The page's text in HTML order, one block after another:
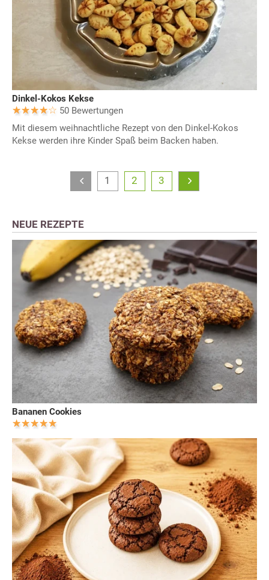
Dinkel-Kokos Kekse
50 Bewertungen
Mit diesem weihnachtliche Rezept von den Dinkel-Kokos
Kekse werden ihre Kinder Spaß beim Backen haben.
1 2 3
NEUE REZEPTE
Bananen Cookies